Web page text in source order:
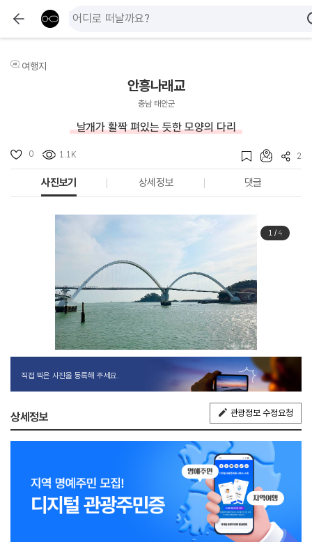
여행지
안흥나래교
충남 태안군
날개가 활짝 펴있는 듯한 모양의 다리
0 1.1K 2
사진보기 상세정보 댓글
1/4
직접 찍은 사진을 등록해 주세요.
상세정보 관광정보 수정요청